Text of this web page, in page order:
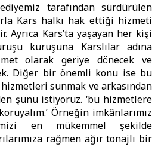
tarafından sürdürülen
Kars halkı hak ettiği hizmeti
Ayrıca Kars’ta yaşayan her kişi
kuruşuna Karslılar adına
olarak geriye dönecek ve
Diğer bir önemli konu ise bu
sunmak ve arkasından
şunu istiyoruz. ‘bu hizmetlere
Örneğin imkânlarımız
en mükemmel şekilde
rağmen ağır tonajlı bir